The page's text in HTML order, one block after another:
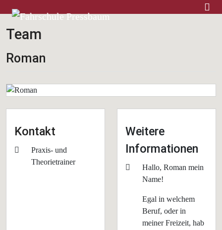
Home
Team
Roman
Kontakt
Position
Praxis- und
Theorietrainer
Weitere
Informationen
Weitere Informationen
Hallo, Roman mein
Name!
Egal in welchem
Beruf, oder in
meiner Freizeit, hab